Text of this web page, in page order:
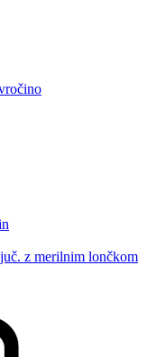
z merilnim lončkom